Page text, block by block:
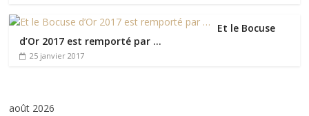
Et le Bocuse
d’Or 2017 est remporté par …
25 janvier 2017
août 2026